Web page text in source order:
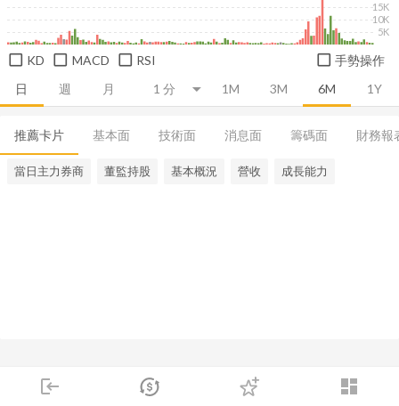
login dashboard
市場 登入
日 週 月 1M 3M 6M 1Y
5K
10K
15K
KD MACD RSI 手勢操作
推薦卡片 基本面 技術面 消息面 籌碼面 財務報
當日主力券商 董監持股 基本概況 營收 成長能力